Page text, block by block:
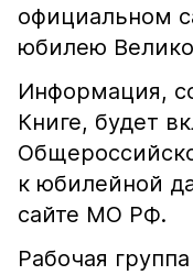
официальном
юбилею
Информация,
Книге, будет
к юбилейной
сайте МО РФ.
Рабочая